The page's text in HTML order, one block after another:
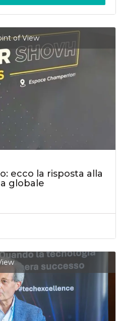
of View
ecco la risposta alla
globale